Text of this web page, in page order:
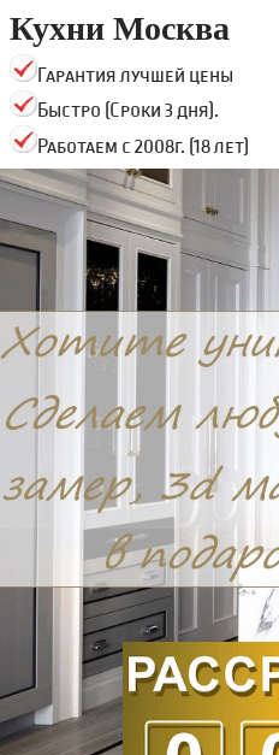
Кухни Москва
Гарантия лучшей цены
Быстро (Сроки 3 дня).
Работаем с 2008г. (18 лет)